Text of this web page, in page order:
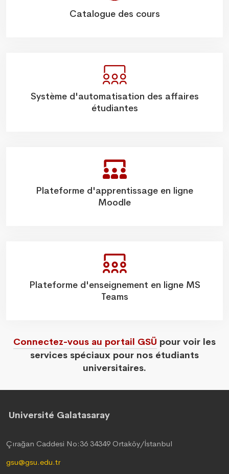
Catalogue des cours
Système d'automatisation des affaires
étudiantes
Plateforme d'apprentissage en ligne
Moodle
Plateforme d'enseignement en ligne MS
Teams
Connectez-vous au portail GSÜ pour voir les
services spéciaux pour nos étudiants
universitaires.
Université Galatasaray
Çırağan Caddesi No:36 34349 Ortaköy/İstanbul
gsu@gsu.edu.tr